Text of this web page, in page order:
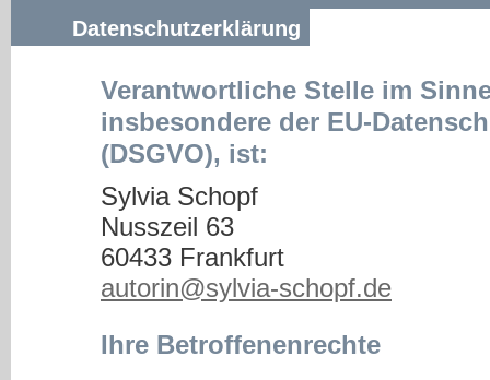
Datenschutzerklärung
Verantwortliche Stelle im
insbesondere der EU-
(DSGVO), ist:
Sylvia Schopf
Nusszeil 63
60433 Frankfurt
autorin@sylvia-schopf.de
Ihre Betroffenenrechte